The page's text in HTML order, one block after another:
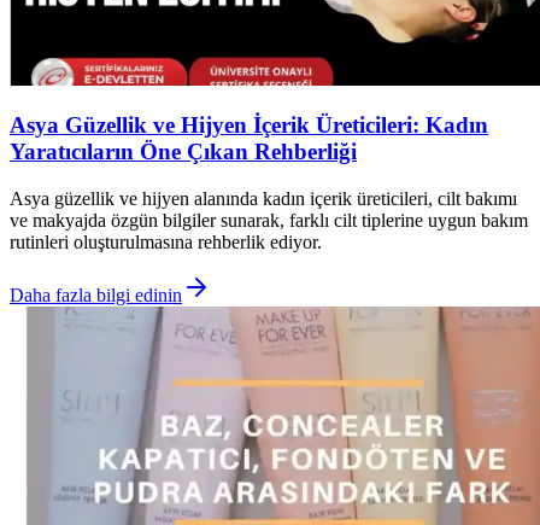
Asya Güzellik ve Hijyen İçerik Üreticileri: Kadın
Yaratıcıların Öne Çıkan Rehberliği
Asya güzellik ve hijyen alanında kadın içerik üreticileri, cilt bakımı
ve makyajda özgün bilgiler sunarak, farklı cilt tiplerine uygun bakım
rutinleri oluşturulmasına rehberlik ediyor.
Daha fazla bilgi edinin